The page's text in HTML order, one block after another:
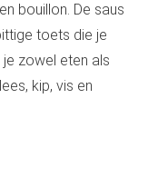
bouillon. De saus
toets die je
zowel eten als
kip, vis en